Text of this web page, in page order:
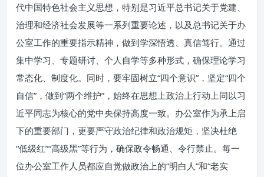
代中国特色社会主义思想，特别是习近平总书记关于党建、
治理和经济社会发展等一系列重要论述，以及总书记关于办
公室工作的重要指示精神，做到学深悟透、真信笃行。通过
集中学习、专题研讨、个人自学等多种形式，确保理论学习
常态化、制度化。同时，要牢固树立“四个意识”，坚定“四个
自信”，做到“两个维护”，始终在思想上政治上行动上同以习
近平同志为核心的党中央保持高度一致。办公室作为承上启
下的重要部门，更要严守政治纪律和政治规矩，坚决杜绝
“低级红”“高级黑”等行为，确保政令畅通、令行禁止。每一
位办公室工作人员都应自觉做政治上的“明白人”和“老实